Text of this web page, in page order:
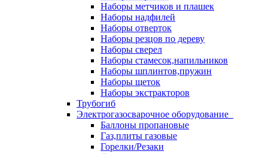
Наборы метчиков и плашек
Наборы надфилей
Наборы отверток
Наборы резцов по дереву
Наборы сверел
Наборы стамесок,напильников
Наборы шплинтов,пружин
Наборы щеток
Наборы экстракторов
Трубогиб
Электрогазосварочное оборудование
Баллоны пропановые
Газ,плиты газовые
Горелки/Резаки